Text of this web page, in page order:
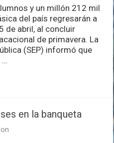
el
y un millón 212 mil
del país regresarán a
de abril, al concluir
de primavera. La
(SEP) informó que
…
en la banqueta